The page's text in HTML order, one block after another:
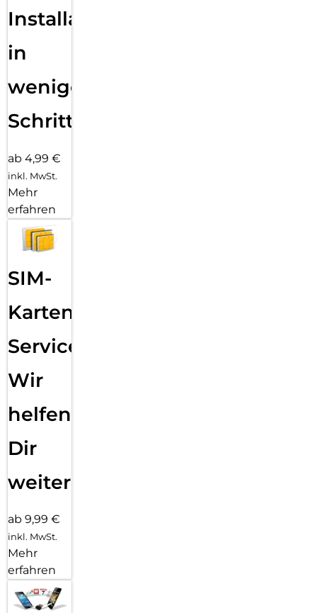
Installation
in
wenigen
Schritten
ab 4,99 €
inkl. MwSt.
Mehr
erfahren
SIM-
Karten
Service:
Wir
helfen
Dir
weiter
ab 9,99 €
inkl. MwSt.
Mehr
erfahren